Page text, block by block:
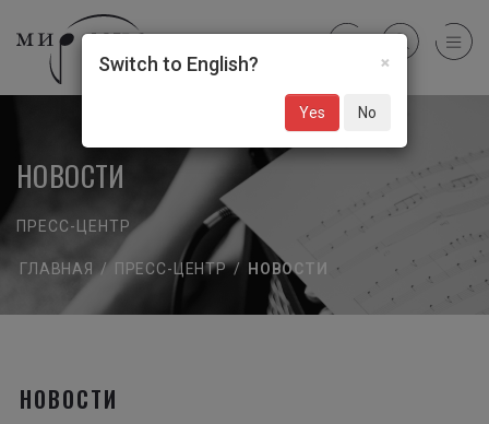
НОВОСТИ
ПРЕСС-ЦЕНТР
ГЛАВНАЯ / ПРЕСС-ЦЕНТР / НОВОСТИ
НОВОСТИ
×
Switch to English?
Yes No